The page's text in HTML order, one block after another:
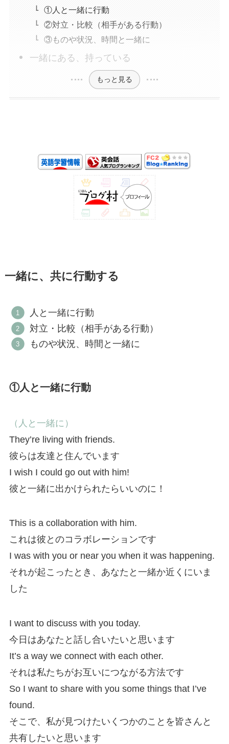
①人と一緒に行動
②対立・比較（相手がある行動）
③ものや状況、時間と一緒に
一緒にある、持っている
もっと見る
一緒に、共に行動する
人と一緒に行動
対立・比較（相手がある行動）
ものや状況、時間と一緒に
①人と一緒に行動
（人と一緒に）
They’re living with friends.
彼らは友達と住んでいます
I wish I could go out with him!
彼と一緒に出かけられたらいいのに！
This is a collaboration with him.
これは彼とのコラボレーションです
I was with you or near you when it was happening.
それが起こったとき、あなたと一緒か近くにいま
した
I want to discuss with you today.
今日はあなたと話し合いたいと思います
It’s a way we connect with each other.
それは私たちがお互いにつながる方法です
So I want to share with you some things that I’ve
found.
そこで、私が見つけたいくつかのことを皆さんと
共有したいと思います